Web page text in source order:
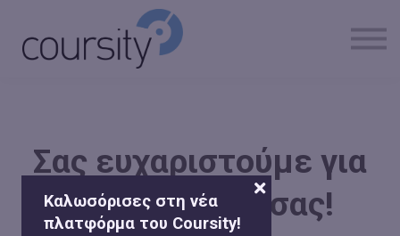
Σχετικά με εμάς
Σύνδεση
Σας ευχαριστούμε για
την εγγραφή σας!
Καλωσόρισες στη νέα
πλατφόρμα του Coursity!